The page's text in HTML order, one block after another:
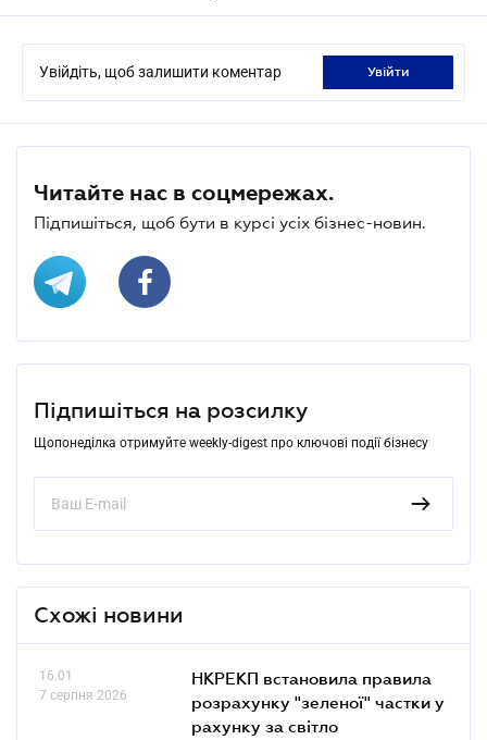
Увійдіть, щоб залишити коментар увійти
Читайте нас в соцмережах.
Підпишіться, щоб бути в курсі усіх бізнес-новин.
Підпишіться на розсилку
Щопонеділка отримуйте weekly-digest про ключові події бізнесу
Схожі новини
16.01
7 серпня 2026
НКРЕКП встановила правила
розрахунку "зеленої" частки у
рахунку за світло